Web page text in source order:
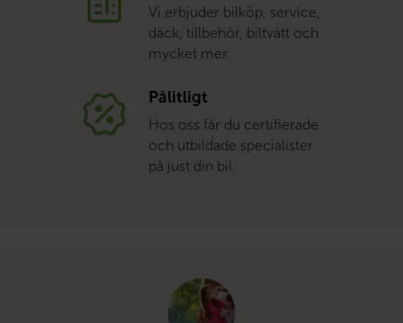
Vi erbjuder bilköp, service,
däck, tillbehör, biltvätt och
mycket mer.
Pålitligt
Hos oss får du certifierade
och utbildade specialister
på just din bil.